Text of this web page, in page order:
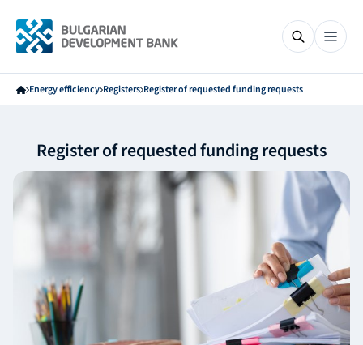
Energy efficiency Registers Register of requested funding requests
Register of requested funding requests